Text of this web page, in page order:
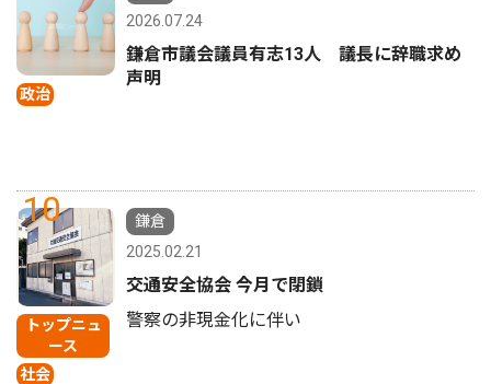
政治
2026.07.24
鎌倉市議会議員有志13人 議長に辞職求め
声明
10
トップニュ
ース
社会
鎌倉
2025.02.21
交通安全協会 今月で閉鎖
警察の非現金化に伴い